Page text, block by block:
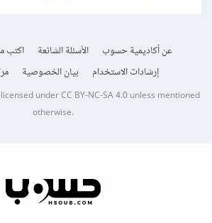
عن أكاديمية حسوب الأسئلة الشائعة اكتب
إرشادات الاستخدام
بيان الخصوصية
licensed underCC BY-NC-SA 4.0unless mentioned
otherwise.